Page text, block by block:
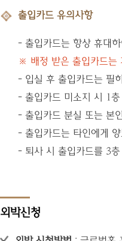
출입카드 유의사항
- 출입카드는 항상 휴대
※ 배정 받은 출입카드는
- 입실 후 출입카드는 필
- 출입카드 미소지 시 1
- 출입카드 분실 또는 본
- 출입카드는 타인에게
- 퇴사 시 출입카드를 3
외박신청